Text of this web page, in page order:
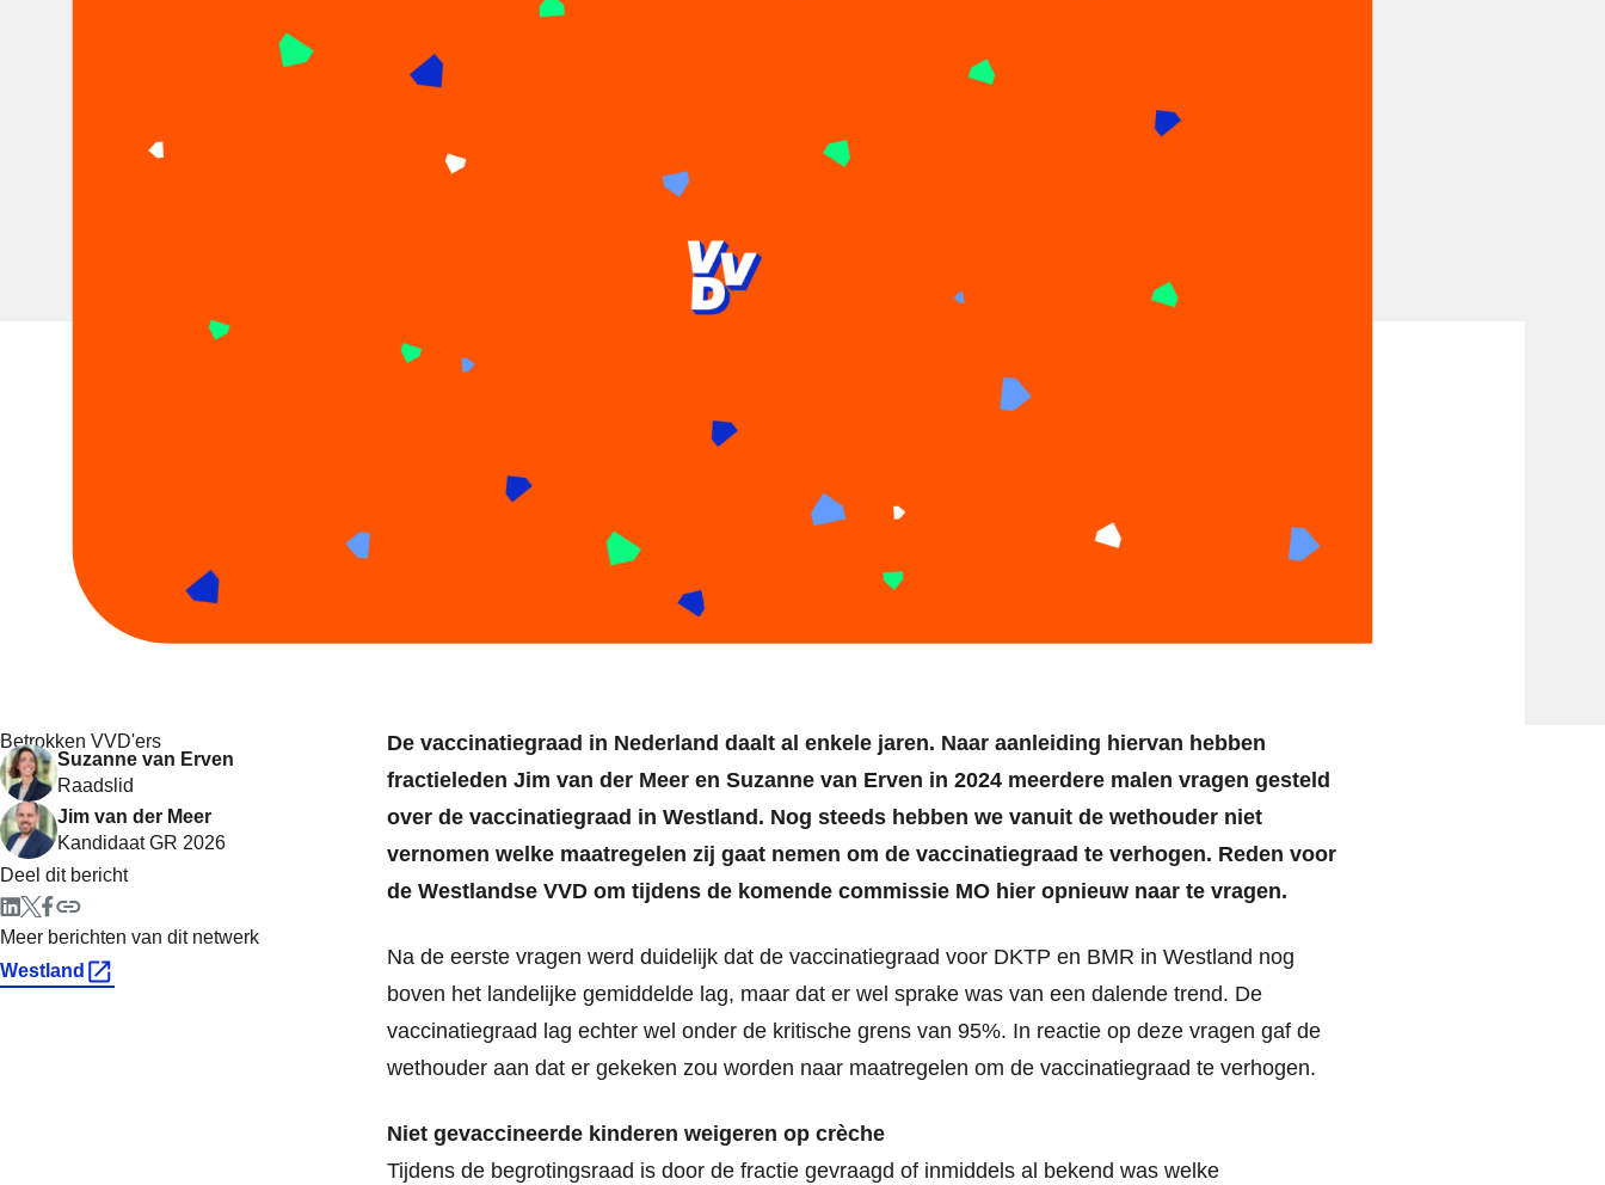
De vaccinatiegraad in Nederland daalt al enkele jaren. Naar aanleiding hiervan hebben
fractieleden Jim van der Meer en Suzanne van Erven in 2024 meerdere malen vragen gesteld
over de vaccinatiegraad in Westland. Nog steeds hebben we vanuit de wethouder niet
vernomen welke maatregelen zij gaat nemen om de vaccinatiegraad te verhogen. Reden voor
de Westlandse VVD om tijdens de komende commissie MO hier opnieuw naar te vragen.
Na de eerste vragen werd duidelijk dat de vaccinatiegraad voor DKTP en BMR in Westland nog
boven het landelijke gemiddelde lag, maar dat er wel sprake was van een dalende trend. De
vaccinatiegraad lag echter wel onder de kritische grens van 95%. In reactie op deze vragen gaf de
wethouder aan dat er gekeken zou worden naar maatregelen om de vaccinatiegraad te verhogen.
Niet gevaccineerde kinderen weigeren op crèche
Tijdens de begrotingsraad is door de fractie gevraagd of inmiddels al bekend was welke
Betrokken VVD'ers
Suzanne van Erven
Raadslid
Jim van der Meer
Kandidaat GR 2026
Deel dit bericht
Meer berichten van dit netwerk
Westland